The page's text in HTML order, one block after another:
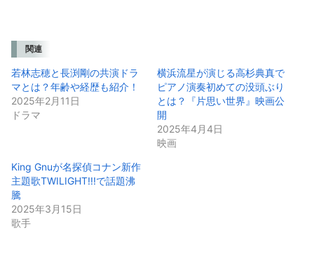
関連
若林志穂と長渕剛の共演ドラ
マとは？年齢や経歴も紹介！
2025年2月11日
ドラマ
横浜流星が演じる高杉典真で
ピアノ演奏初めての没頭ぶり
とは？『片思い世界』映画公
開
2025年4月4日
映画
King Gnuが名探偵コナン新作
主題歌TWILIGHT!!!で話題沸
騰
2025年3月15日
歌手